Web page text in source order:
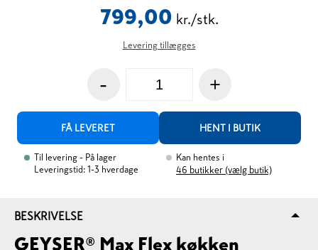
799,00 kr./stk.
Levering tillægges
- +
FÅ LEVERET HENT I BUTIK
Til levering - På lager
Leveringstid: 1-3 hverdage
Kan hentes i
46 butikker (vælg butik)
BESKRIVELSE
GEYSER® Max Flex køkken